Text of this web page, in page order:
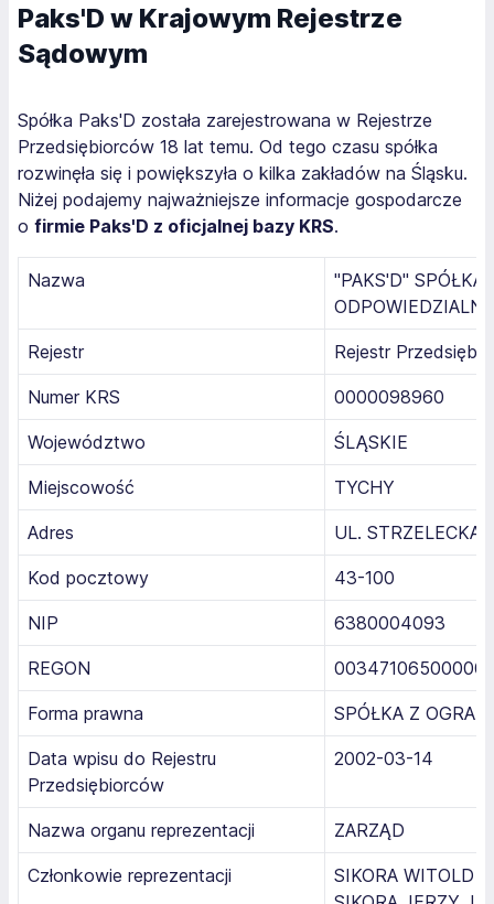
Paks'D w Krajowym Rejestrze
Sądowym
Spółka Paks'D została zarejestrowana w Rejestrze
Przedsiębiorców 18 lat temu. Od tego czasu spółka
rozwinęła się i powiększyła o kilka zakładów na Śląsku.
Niżej podajemy najważniejsze informacje gospodarcze
o firmie Paks'D z oficjalnej bazy KRS.
Nazwa
"PAKS'D" SPÓŁKA
Rejestr Rejestr
Numer KRS 0000098960
Województwo ŚLĄSKIE
Miejscowość TYCHY
Adres UL. STRZELECKA
Kod pocztowy 43-100
NIP 6380004093
REGON 00347106500000
Forma prawna SPÓŁKA Z
Data wpisu do Rejestru
Przedsiębiorców
2002-03-14
Nazwa organu reprezentacji ZARZĄD
Członkowie reprezentacji
SIKORA WITOLD